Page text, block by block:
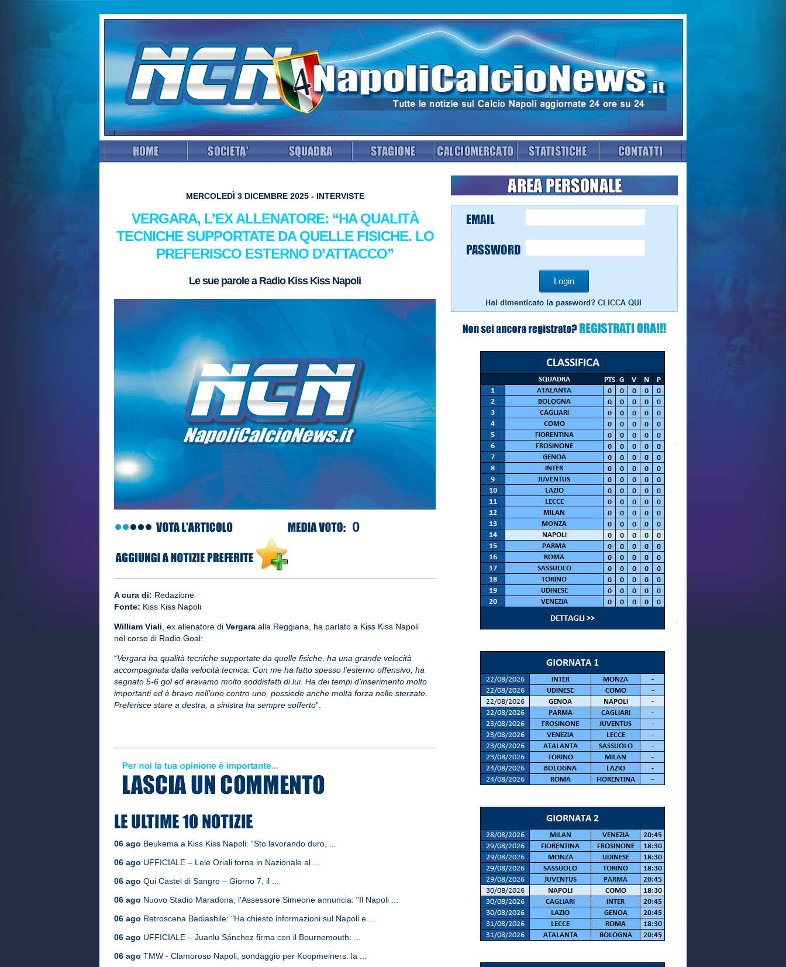
MERCOLEDÌ 3 DICEMBRE 2025 - INTERVISTE
VERGARA, L’EX ALLENATORE: “HA QUALITÀ
TECNICHE SUPPORTATE DA QUELLE FISICHE. LO
PREFERISCO ESTERNO D’ATTACCO”
Le sue parole a Radio Kiss Kiss Napoli
0
A cura di: Redazione
Fonte: Kiss Kiss Napoli
William Viali , ex allenatore di Vergara alla Reggiana, ha parlato a Kiss Kiss Napoli
nel corso di Radio Goal:
“Vergara ha qualità tecniche supportate da quelle fisiche, ha una grande velocità
accompagnata dalla velocità tecnica. Con me ha fatto spesso l’esterno offensivo, ha
segnato 5-6 gol ed eravamo molto soddisfatti di lui. Ha dei tempi d’inserimento molto
importanti ed è bravo nell’uno contro uno, possiede anche molta forza nelle sterzate.
Preferisce stare a destra, a sinistra ha sempre sofferto”.
06 ago Beukema a Kiss Kiss Napoli: “Sto lavorando duro, ...
06 ago UFFICIALE – Lele Oriali torna in Nazionale al ...
06 ago Qui Castel di Sangro – Giorno 7, il ...
06 ago Nuovo Stadio Maradona, l'Assessore Simeone annuncia: "Il Napoli ...
06 ago Retroscena Badiashile: "Ha chiesto informazioni sul Napoli e ...
06 ago UFFICIALE – Juanlu Sánchez firma con il Bournemouth: ...
06 ago TMW - Clamoroso Napoli, sondaggio per Koopmeiners: la ...